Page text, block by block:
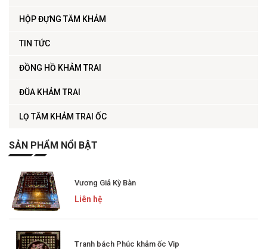
HỘP ĐỰNG TĂM KHẢM
TIN TỨC
ĐỒNG HỒ KHẢM TRAI
ĐŨA KHẢM TRAI
LỌ TĂM KHẢM TRAI ỐC
SẢN PHẨM NỔI BẬT
Vương Giả Kỳ Bàn
Liên hệ
Tranh bách Phúc khảm ốc Vip